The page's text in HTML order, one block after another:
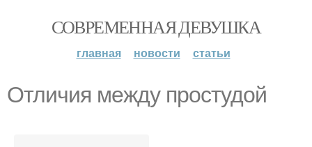
СОВРЕМЕННАЯ ДЕВУШКА
главная новости статьи
Отличия между простудой